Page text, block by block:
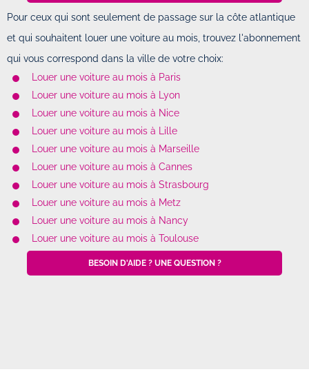
Pour ceux qui sont seulement de passage sur la côte atlantique
et qui souhaitent louer une voiture au mois, trouvez l'abonnement
qui vous correspond dans la ville de votre choix:
Louer une voiture au mois à Paris
Louer une voiture au mois à Lyon
Louer une voiture au mois à Nice
Louer une voiture au mois à Lille
Louer une voiture au mois à Marseille
Louer une voiture au mois à Cannes
Louer une voiture au mois à Strasbourg
Louer une voiture au mois à Metz
Louer une voiture au mois à Nancy
Louer une voiture au mois à Toulouse
BESOIN D'AIDE ? UNE QUESTION ?